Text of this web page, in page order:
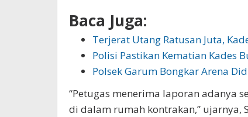
Baca Juga:
Terjerat Utang Ratusan Juta,
Polisi Pastikan Kematian Kades
Polsek Garum Bongkar Arena
“Petugas menerima laporan adanya
di dalam rumah kontrakan,” ujarnya,